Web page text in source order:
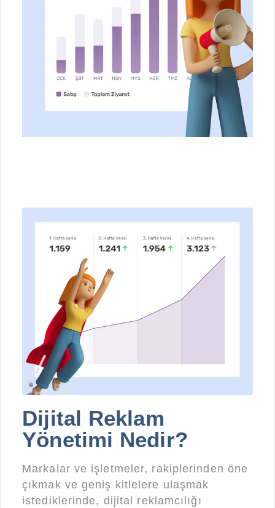
Dijital Reklam
Yönetimi Nedir?
Markalar ve işletmeler, rakiplerinden öne
çıkmak ve geniş kitlelere ulaşmak
istediklerinde, dijital reklamcılığı